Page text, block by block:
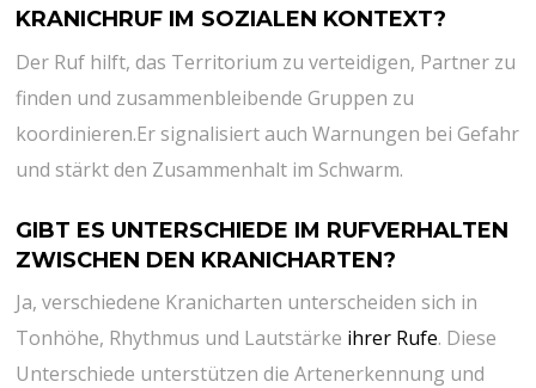
KRANICHRUF IM SOZIALEN KONTEXT? ⁢
Der Ruf hilft, das Territorium zu ⁤verteidigen, Partner zu
finden und zusammenbleibende Gruppen zu‍
koordinieren.Er signalisiert auch Warnungen bei Gefahr
und stärkt den Zusammenhalt im Schwarm.
GIBT ES UNTERSCHIEDE IM RUFVERHALTEN
ZWISCHEN DEN KRANICHARTEN?
Ja, verschiedene Kranicharten unterscheiden sich in
Tonhöhe, Rhythmus und Lautstärke ihrer Rufe. Diese
Unterschiede unterstützen die‌ Artenerkennung und